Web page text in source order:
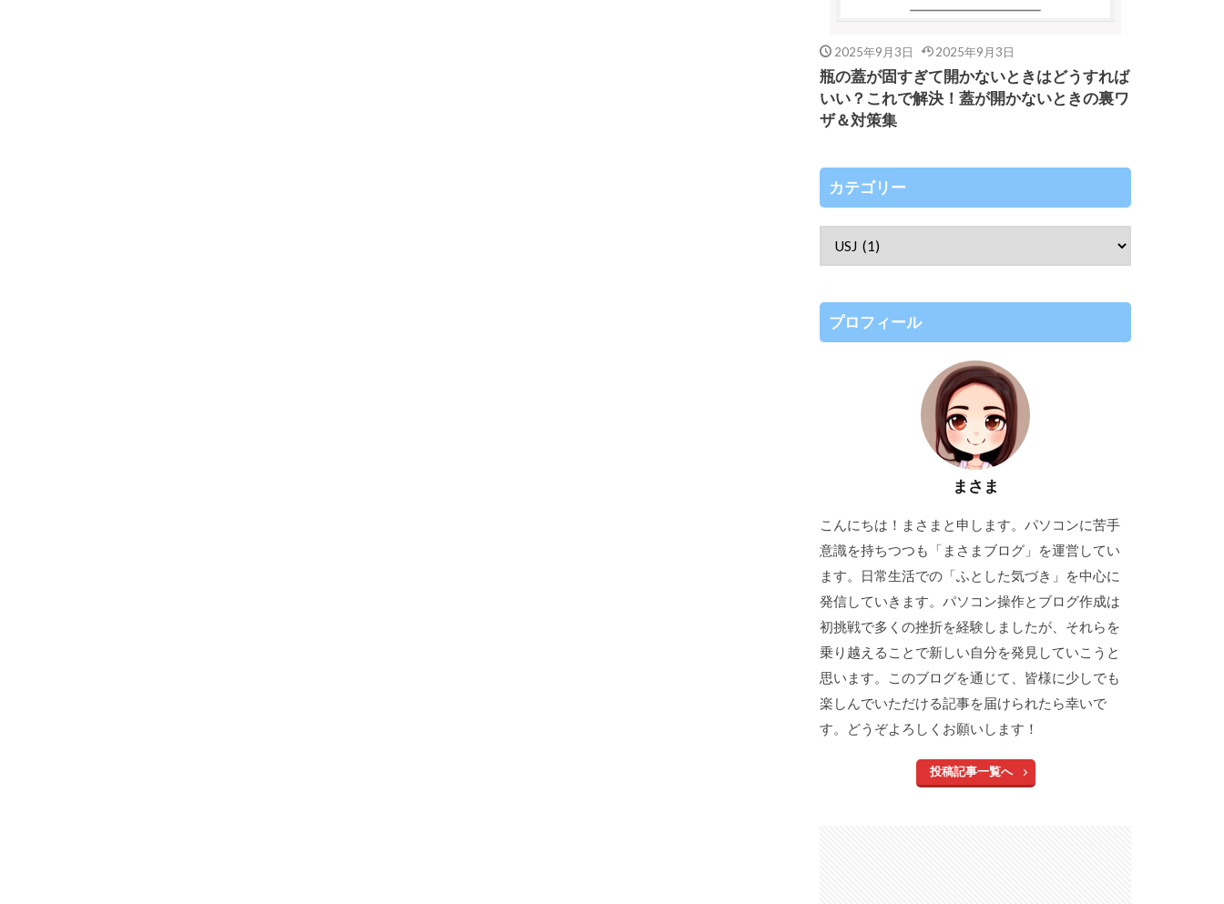
2025年9月3日 2025年9月3日
瓶の蓋が固すぎて開かないときはどうすれば
いい？これで解決！蓋が開かないときの裏ワ
ザ＆対策集
カテゴリー
プロフィール
まさま
こんにちは！まさまと申します。パソコンに苦手
意識を持ちつつも「まさまブログ」を運営してい
ます。日常生活での「ふとした気づき」を中心に
発信していきます。パソコン操作とブログ作成は
初挑戦で多くの挫折を経験しましたが、それらを
乗り越えることで新しい自分を発見していこうと
思います。このブログを通じて、皆様に少しでも
楽しんでいただける記事を届けられたら幸いで
す。どうぞよろしくお願いします！
投稿記事一覧へ